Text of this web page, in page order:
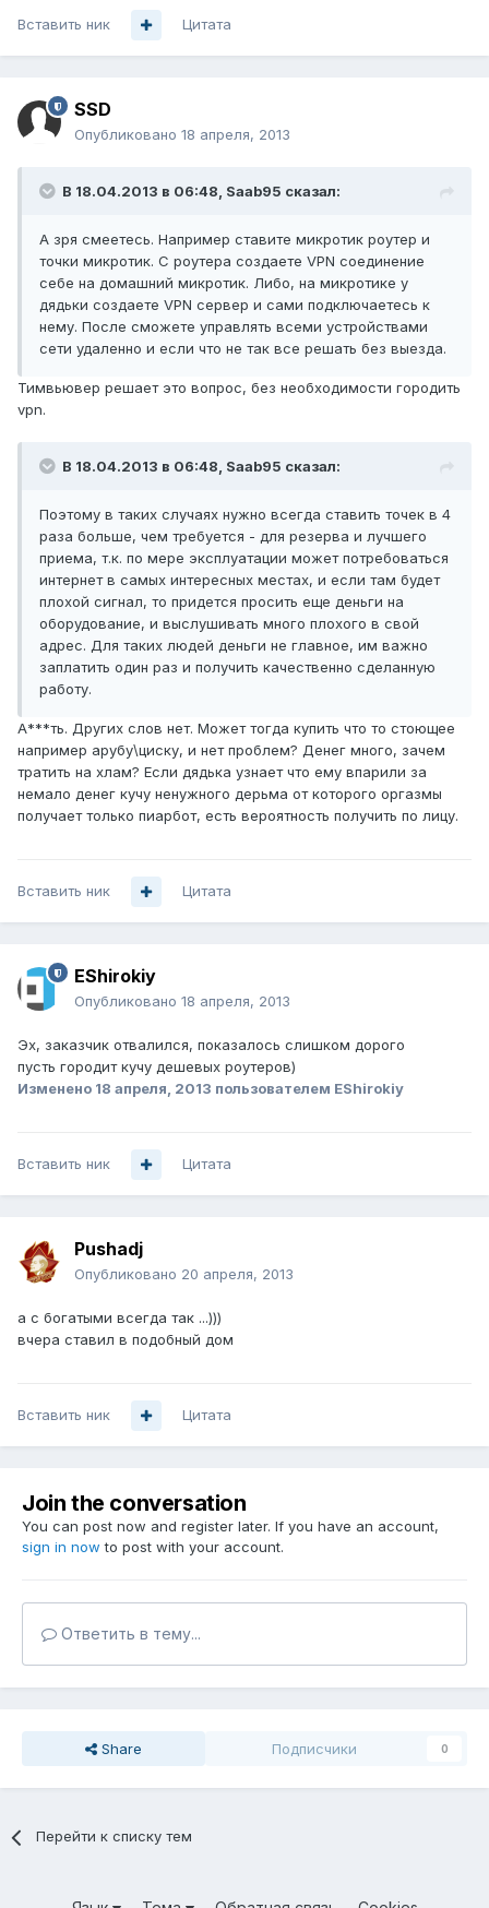
Вставить ник Цитата
SSD
Опубликовано 18 апреля, 2013
В 18.04.2013 в 06:48, Saab95 сказал:
А зря смеетесь. Например ставите микротик роутер и
точки микротик. С роутера создаете VPN соединение
себе на домашний микротик. Либо, на микротике у
дядьки создаете VPN сервер и сами подключаетесь к
нему. После сможете управлять всеми устройствами
сети удаленно и если что не так все решать без выезда.
Тимвьювер решает это вопрос, без необходимости городить
vpn.
В 18.04.2013 в 06:48, Saab95 сказал:
Поэтому в таких случаях нужно всегда ставить точек в 4
раза больше, чем требуется - для резерва и лучшего
приема, т.к. по мере эксплуатации может потребоваться
интернет в самых интересных местах, и если там будет
плохой сигнал, то придется просить еще деньги на
оборудование, и выслушивать много плохого в свой
адрес. Для таких людей деньги не главное, им важно
заплатить один раз и получить качественно сделанную
работу.
А***ть. Других слов нет. Может тогда купить что то стоющее
например арубу\циску, и нет проблем? Денег много, зачем
тратить на хлам? Если дядька узнает что ему впарили за
немало денег кучу ненужного дерьма от которого оргазмы
получает только пиарбот, есть вероятность получить по лицу.
Вставить ник Цитата
EShirokiy
Опубликовано 18 апреля, 2013
Эх, заказчик отвалился, показалось слишком дорого
пусть городит кучу дешевых роутеров)
Изменено 18 апреля, 2013 пользователем EShirokiy
Вставить ник Цитата
Pushadj
Опубликовано 20 апреля, 2013
а с богатыми всегда так ...)))
вчера ставил в подобный дом
Вставить ник Цитата
Join the conversation
You can post now and register later. If you have an account,
sign in now to post with your account.
Ответить в тему...
Share Подписчики 0
Перейти к списку тем